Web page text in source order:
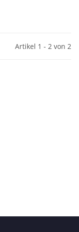
Artikel 1 - 2 von 2